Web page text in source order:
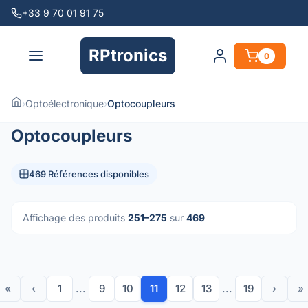
+33 9 70 01 91 75
RPtronics 0
›Optoélectronique›Optocoupleurs
Optocoupleurs
469 Références disponibles
Affichage des produits 251–275 sur 469
« ‹ 1 ... 9 10 11 12 13 ... 19 › »